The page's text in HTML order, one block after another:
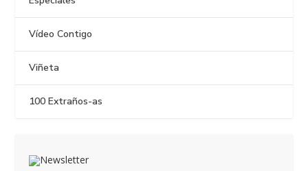
Vídeo Contigo
Viñeta
100 Extraños-as